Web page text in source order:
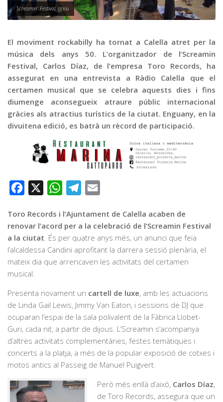
Publicitat
Contacte
Screamin' Festival, arxiu
El moviment rockabilly ha tornat a Calella atret per la
música dels anys 50. L’organitzador de l’Screamin
Festival, Carlos Díaz, de l’empresa Toro Records, ha
assegurat en una entrevista a Ràdio Calella que el
certamen musical que se celebra aquests dies i fins
diumenge aconsegueix atraure públic internacional
gràcies als atractius turístics de la ciutat. Enguany, en la
divuitena edició, es batrà un rècord de participació.
Facebook WhatsAppTelegram
Toro Records i l’Ajuntament de Calella acaben de
renovar l’acord per a la celebració de l’Screamin Festival
a la ciutat . És per quatre anys més, un anunci que feia
l’alcaldessa Candini aprofitant la darrera sessió plenària, el
mateix dia que arrencaven les activitats del certamen
musical.
Presenta novament un cartell de luxe, amb les actuacions
de Linda Gail Lewis, Jimmy Van Eaton, i sessions de DJ que
ocuparan l’espai de la sala polivalent de la Fàbrica Llobet-
Guri, cada nit, a partir de dijous. L’Screamin s’acompanya
d’altres activitats complementàries, festes temàtiques i
concerts a la platja, a més de la popular exposició de cotxes i
motos antics al Passeig de Manuel Puigvert.
Però més enllà d’això, Carlos Díaz,
de Toro Records, assegura que un